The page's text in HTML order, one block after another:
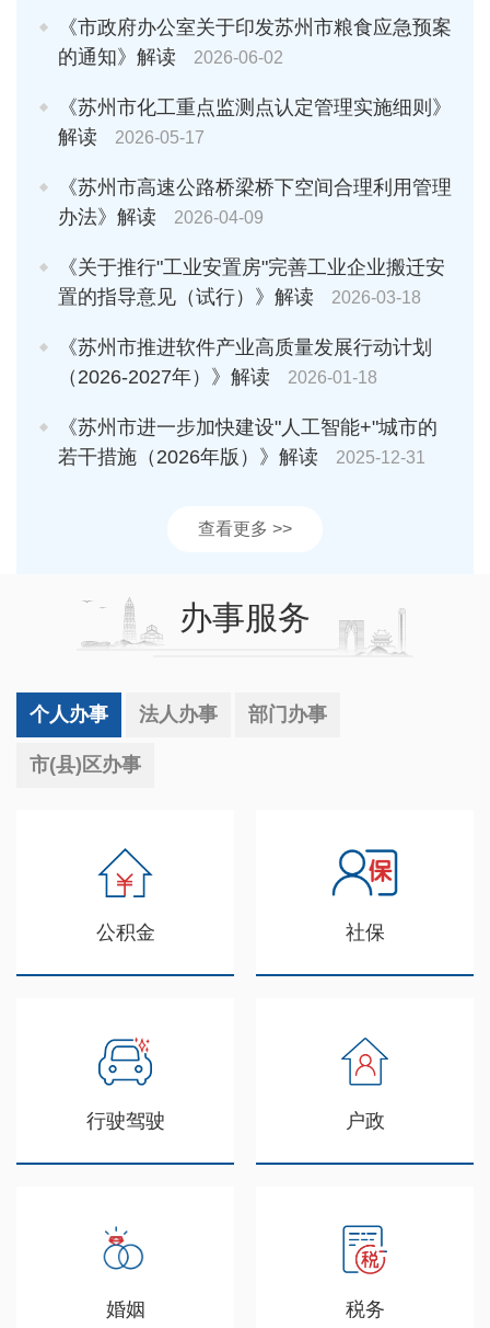
《市政府办公室关于印发苏州市粮食应急预案
的通知》解读
2026-06-02
《苏州市化工重点监测点认定管理实施细则》
解读
2026-05-17
《苏州市高速公路桥梁桥下空间合理利用管理
办法》解读
2026-04-09
《关于推行"工业安置房"完善工业企业搬迁安
置的指导意见（试行）》解读
2026-03-18
《苏州市推进软件产业高质量发展行动计划
（2026-2027年）》解读
2026-01-18
《苏州市进一步加快建设"人工智能+"城市的
若干措施（2026年版）》解读
2025-12-31
查看更多 >>
办事服务
个人办事 法人办事 部门办事
市(县)区办事
公积金 社保
行驶驾驶 户政
婚姻 税务